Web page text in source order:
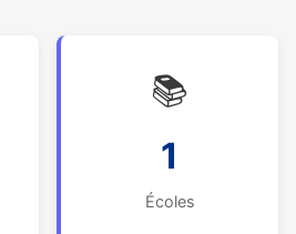
📚
1
Écoles